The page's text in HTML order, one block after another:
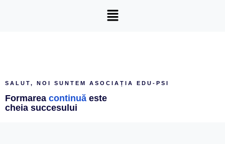
SALUT, NOI SUNTEM ASOCIAȚIA EDU-PSI
Formarea continuă este
cheia succesului